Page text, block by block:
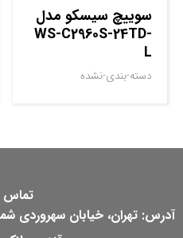
سوييچ سيسکو مدل
WS-C2960S-24TD-
L
دسته-بندی-نشده
تماس
آدرس: تهران، خیابان سهروردی